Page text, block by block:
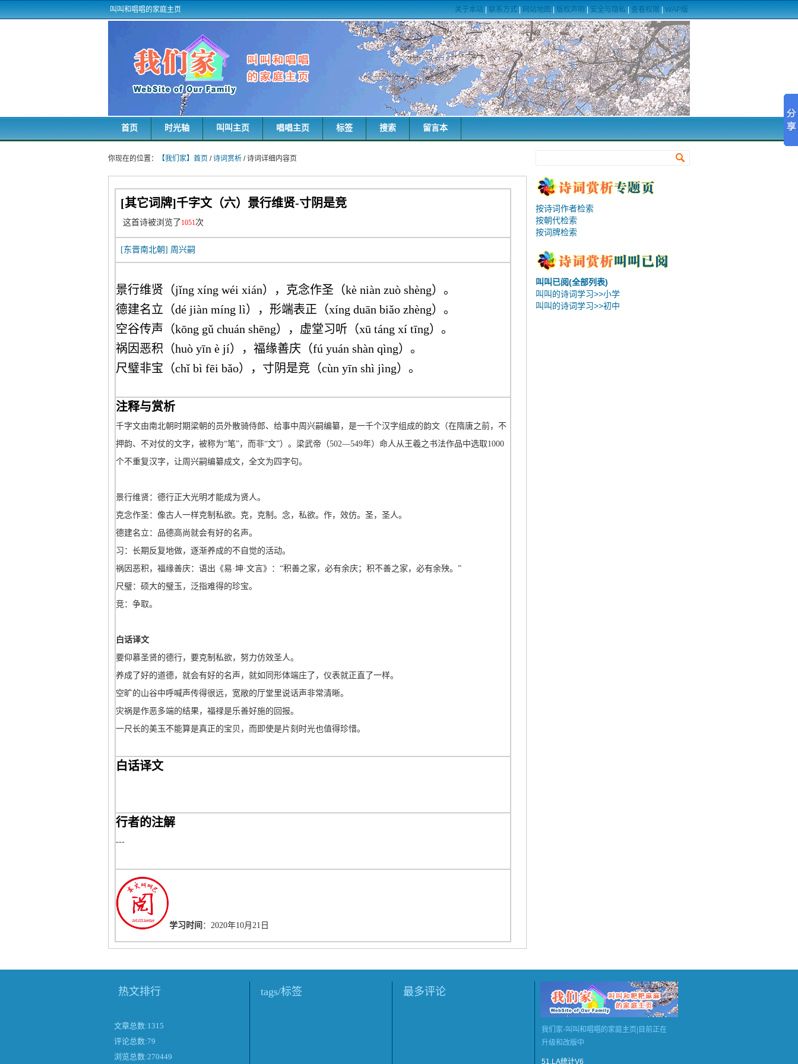
关于本站 联系方式 网站地图 版权声明 安全与隐私 查看权限 WAP版
叫叫和唱唱的家庭主页
首页 时光轴 叫叫主页 唱唱主页 标签 搜索 留言本
你现在的位置： 【我们家】首页 /诗词赏析 / 诗词详细内容页
[其它词牌]千字文（六）景行维贤-寸阴是竞
这首诗被浏览了1051次
[东晋南北朝] 周兴嗣
景行维贤（jǐng xíng wéi xián），克念作圣（kè niàn zuò shèng）。
德建名立（dé jiàn míng lì），形端表正（xíng duān biǎo zhèng）。
空谷传声（kōng gǔ chuán shēng），虚堂习听（xū táng xí tīng）。
祸因恶积（huò yīn è jí），福缘善庆（fú yuán shàn qìng）。
尺璧非宝（chǐ bì fēi bǎo），寸阴是竞（cùn yīn shì jìng）。
注释与赏析
千字文由南北朝时期梁朝的员外散骑侍郎、给事中周兴嗣编纂，是一千个汉字组成的韵文（在隋唐之前，不
押韵、不对仗的文字，被称为“笔”，而非“文”）。梁武帝（502—549年）命人从王羲之书法作品中选取1000
个不重复汉字，让周兴嗣编纂成文，全文为四字句。
景行维贤：德行正大光明才能成为贤人。
克念作圣：像古人一样克制私欲。克，克制。念，私欲。作，效仿。圣，圣人。
德建名立：品德高尚就会有好的名声。
习：长期反复地做，逐渐养成的不自觉的活动。
祸因恶积，福缘善庆：语出《易·坤·文言》：“积善之家，必有余庆；积不善之家，必有余殃。”
尺璧：硕大的璧玉，泛指难得的珍宝。
竞：争取。
白话译文
要仰慕圣贤的德行，要克制私欲，努力仿效圣人。
养成了好的道德，就会有好的名声，就如同形体端庄了，仪表就正直了一样。
空旷的山谷中呼喊声传得很远，宽敞的厅堂里说话声非常清晰。
灾祸是作恶多端的结果，福禄是乐善好施的回报。
一尺长的美玉不能算是真正的宝贝，而即使是片刻时光也值得珍惜。
白话译文
行者的注解
---
学习时间 ：2020年10月21日
按诗词作者检索
按朝代检索
按词牌检索
叫叫已阅(全部列表)
叫叫的诗词学习>>小学
叫叫的诗词学习>>初中
热文排行
文章总数:1315
评论总数:79
浏览总数:270449
tags/标签 最多评论
我们家-叫叫和唱唱的家庭主页|目前正在
升级和改版中
51.LA统计V6